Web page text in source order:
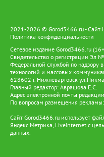
2021-2026 © Gorod3466.ru - Сайт
Политика конфиденциальности
Сетевое издание Gorod3466.ru
Свидетельство о регистрации
Федеральной службой по надзору
технологий и массовых
628602 г. Нижневартовск
Главный редактор: Аврашова Е.С.
Адрес электронной почты
По вопросам размещения рекламы:
Сайт Gorod3466.ru использует
Яндекс.Метрика, LiveInternet с
данных.